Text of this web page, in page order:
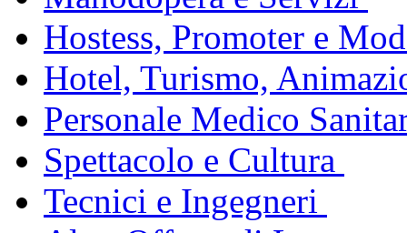
Hostess, Promoter e
Hotel, Turismo,
Personale Medico
Spettacolo e Cultura
Tecnici e Ingegneri